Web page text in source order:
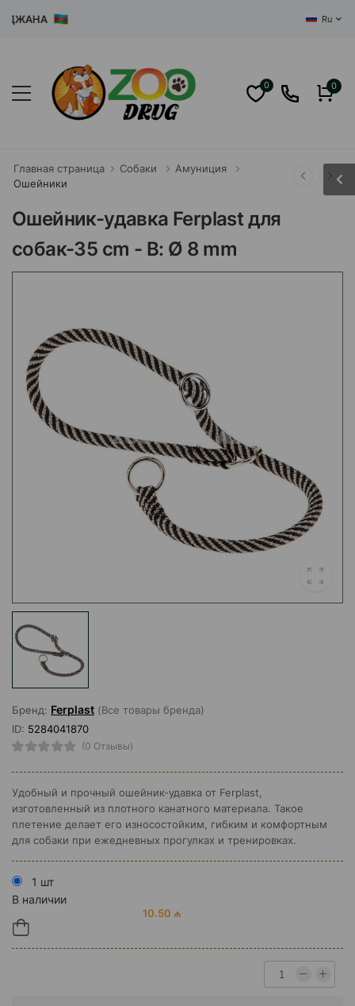
Ru
0 0
Главная страница Собаки
Амуниция
Ошейники
Ошейник-удавка Ferplast для
собак-35 cm - B: Ø 8 mm
Бренд: Ferplast (Все товары бренда)
ID: 5284041870
(0 Отзывы)
Удобный и прочный ошейник-удавка от Ferplast,
изготовленный из плотного канатного материала. Такое
плетение делает его износостойким, гибким и комфортным
для собаки при ежедневных прогулках и тренировках.
1 шт
В наличии
10.50 ₼